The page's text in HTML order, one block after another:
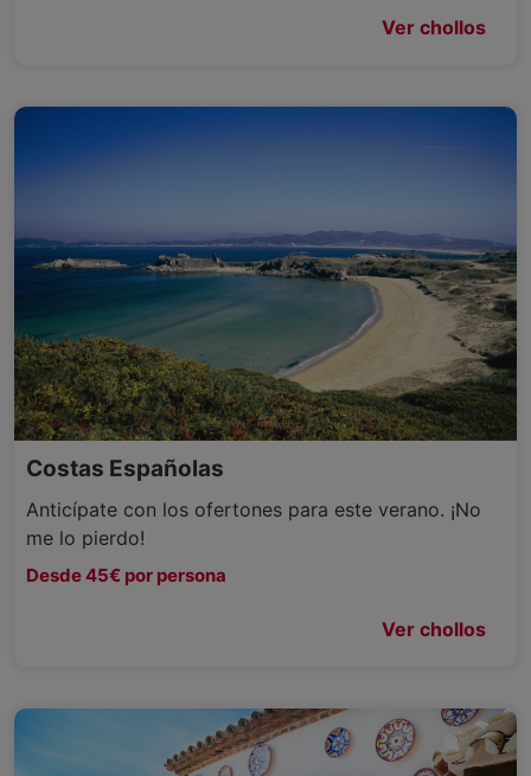
Ver chollos
Costas Españolas
Anticípate con los ofertones para este verano. ¡No
me lo pierdo!
Desde 45€ por persona
Ver chollos